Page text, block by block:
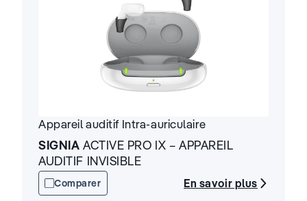
Appareil auditif Intra-auriculaire
SIGNIA ACTIVE PRO IX – APPAREIL
AUDITIF INVISIBLE
Comparer En savoir plus